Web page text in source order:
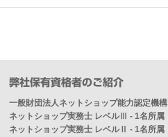
弊社保有資格者のご紹介
一般財団法人ネットショップ能力認定機構
ネットショップ実務士 レベルⅢ - 1名所属
ネットショップ実務士 レベルⅡ - 1名所属